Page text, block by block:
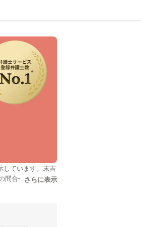
しています。末吉
問合せ情報か
しください。説明文の省略された情報を
さらに表示